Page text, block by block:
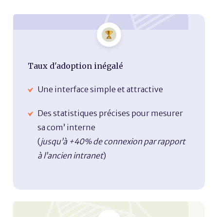
Taux d'adoption inégalé
Une interface simple et attractive
Des statistiques précises pour mesurer
sa com’ interne
(jusqu’à +40% de connexion par rapport
à l’ancien intranet)